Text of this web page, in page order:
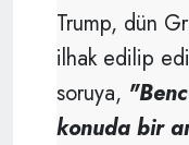
Trump, dün
ilhak edilip
soruya,
konuda bir